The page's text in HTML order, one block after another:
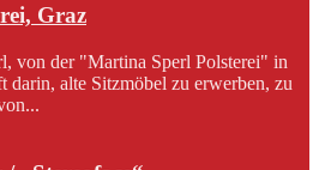
Graz
von der "Martina Sperl Polsterei" in
darin, alte Sitzmöbel zu erwerben, zu